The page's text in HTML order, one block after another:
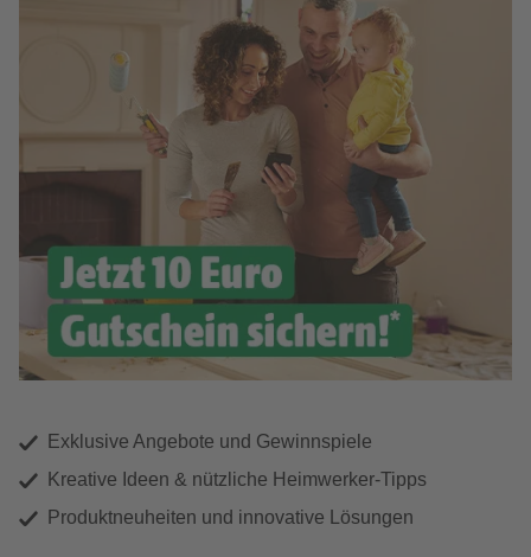
Exklusive Angebote und Gewinnspiele
Kreative Ideen & nützliche Heimwerker-Tipps
Produktneuheiten und innovative Lösungen